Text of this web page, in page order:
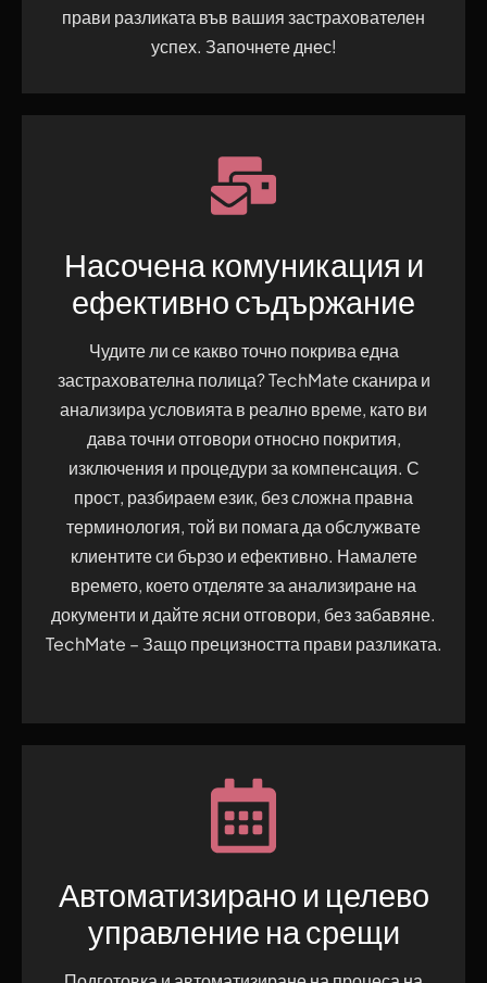
прави разликата във вашия застрахователен
успех. Започнете днес!
Насочена комуникация и
ефективно съдържание
Чудите ли се какво точно покрива една
застрахователна полица? TechMate сканира и
анализира условията в реално време, като ви
дава точни отговори относно покрития,
изключения и процедури за компенсация. С
прост, разбираем език, без сложна правна
терминология, той ви помага да обслужвате
клиентите си бързо и ефективно. Намалете
времето, което отделяте за анализиране на
документи и дайте ясни отговори, без забавяне.
TechMate – Защо прецизността прави разликата.
Автоматизирано и целево
управление на срещи